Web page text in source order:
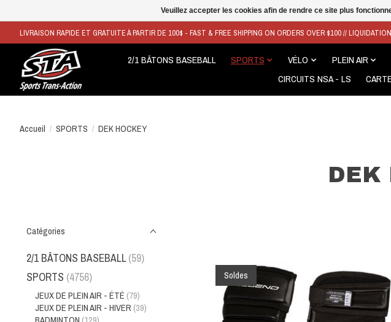
LIVRAISON RAPIDE ET GRATUITE À PARTIR DE 100$ - FAST & FREE SHIPPING ON ORDERS OVER $100 //
2/1 BÂTONS BASEBALL SPORTS VÉLO PLEIN AIR
CIRCUITS NSA - LS
Accueil / SPORTS / DEK HOCKEY
DEK
Catégories
2/1 BÂTONS BASEBALL (59)
SPORTS (4756)
JEUX DE PLEIN AIR - ÉTÉ (79)
JEUX DE PLEIN AIR - HIVER (39)
Soldes
Veuillez accepter les cookies afin de rendre ce site plus